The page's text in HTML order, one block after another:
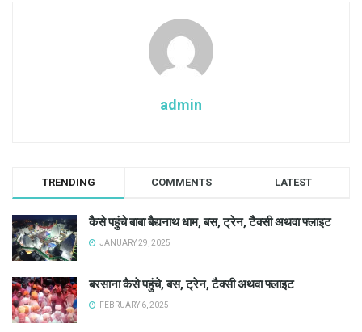
admin
TRENDING COMMENTS LATEST
कैसे पहुंचे बाबा बैद्यनाथ धाम, बस, ट्रेन, टैक्सी अथवा फ्लाइट
JANUARY 29, 2025
बरसाना कैसे पहुंचे, बस, ट्रेन, टैक्सी अथवा फ्लाइट
FEBRUARY 6, 2025